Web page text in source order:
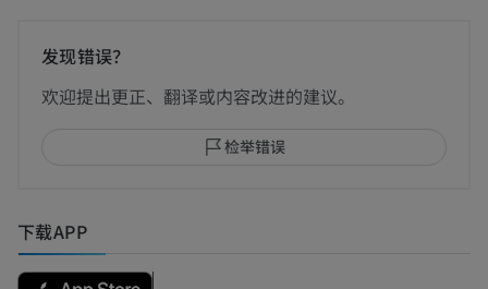
发现错误？
欢迎提出更正、翻译或内容改进的建议。
检举错误
下载APP